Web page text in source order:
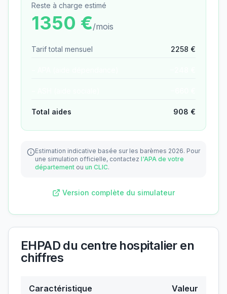
Reste à charge estimé
1350 €/mois
Tarif total mensuel 2258 €
Total aides 908 €
Estimation indicative basée sur les barèmes 2026. Pour
une simulation officielle, contactez l'APA de votre
département ou un CLIC.
Version complète du simulateur
EHPAD du centre hospitalieren
chiffres
Caractéristique Valeur